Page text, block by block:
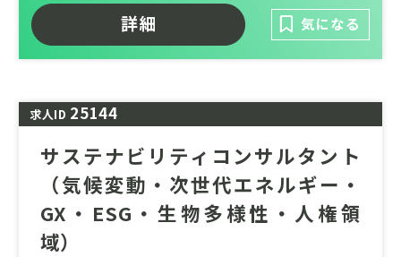
詳細 気になる
求人ID 25144
サステナビリティコンサルタント
（気候変動・次世代エネルギー・
GX・ESG・生物多様性・人権領
域）